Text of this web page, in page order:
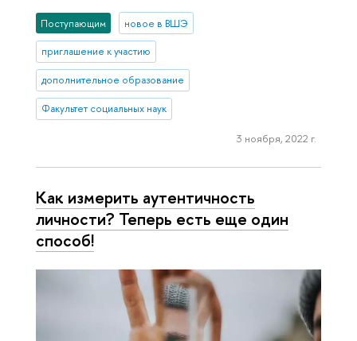
Поступающим новое в ВШЭ
приглашение к участию
дополнительное образование
Факультет социальных наук
3 ноября, 2022 г.
Как измерить аутентичность
личности? Теперь есть еще один
способ!